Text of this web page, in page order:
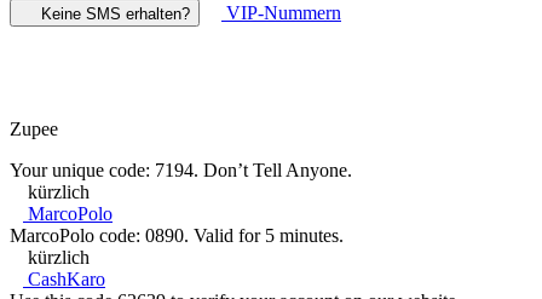
Keine SMS erhalten?
VIP-Nummern
Zupee
Your unique code: 7194. Don’t Tell Anyone.
kürzlich
MarcoPolo
MarcoPolo code: 0890. Valid for 5 minutes.
kürzlich
CashKaro